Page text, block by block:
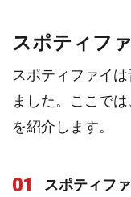
スポティフ
スポティファイ
ました。ここで
を紹介します。
01
スポティフ